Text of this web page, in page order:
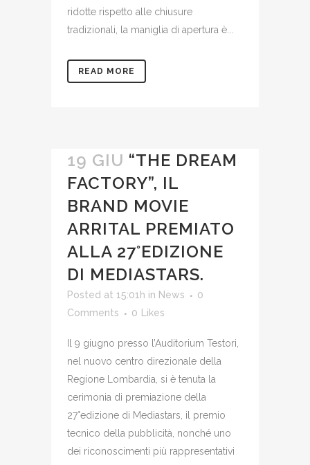
ridotte rispetto alle chiusure
tradizionali, la maniglia di apertura è...
READ MORE
19 GIU “THE DREAM
FACTORY”, IL
BRAND MOVIE
ARRITAL PREMIATO
ALLA 27°EDIZIONE
DI MEDIASTARS.
Posted at 15:01h in News
0
Comments
0 Likes
Il 9 giugno presso l’Auditorium Testori,
nel nuovo centro direzionale della
Regione Lombardia, si è tenuta la
cerimonia di premiazione della
27°edizione di Mediastars, il premio
tecnico della pubblicità, nonché uno
dei riconoscimenti più rappresentativi